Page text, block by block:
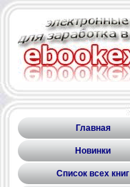
Главная
Новинки
Список всех книг